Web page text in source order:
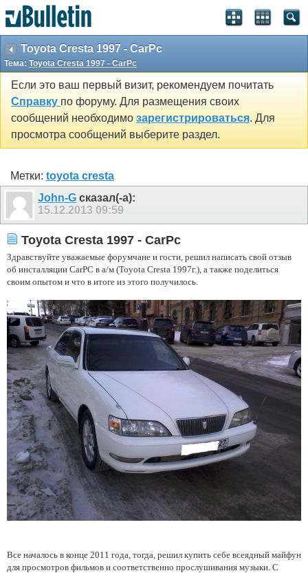
Toyota Cresta 1997 - CarPc
Тема: Toyota Cresta 1997 - CarPc
Если это ваш первый визит, рекомендуем почитать
Справку по форуму. Для размещения своих
сообщений необходимо зарегистрироваться. Для
просмотра сообщений выберите раздел.
Метки: toyota cresta
John-G сказал(-а):
15.12.2013 09:59
Toyota Cresta 1997 - CarPc
Здравствуйте уважаемые форумчане и гости, решил написать свой отзыв
об инсталляции CarPC в а/м (Toyota Cresta 1997г.), а также поделиться
своим опытом и что в итоге из этого получилось.
Все началось в конце 2011 года, тогда, решил купить себе всеядный майфун
для просмотров фильмов и соответственно прослушивания музыки. С